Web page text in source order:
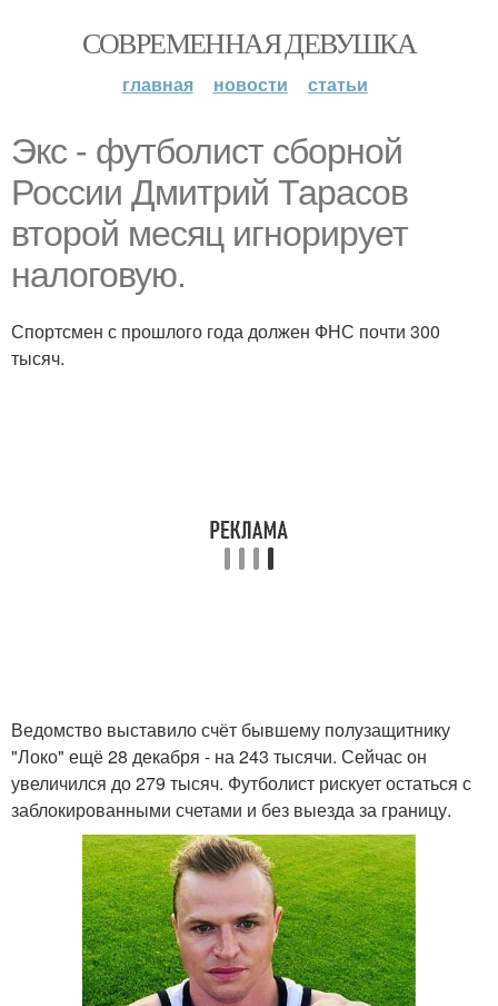
СОВРЕМЕННАЯ ДЕВУШКА
главная новости статьи
Экс - футболист сборной
России Дмитрий Тарасов
второй месяц игнорирует
налоговую.
Спортсмен с прошлого года должен ФНС почти 300
тысяч.
Ведомство выставило счёт бывшему полузащитнику
"Локо" ещё 28 декабря - на 243 тысячи. Сейчас он
увеличился до 279 тысяч. Футболист рискует остаться с
заблокированными счетами и без выезда за границу.